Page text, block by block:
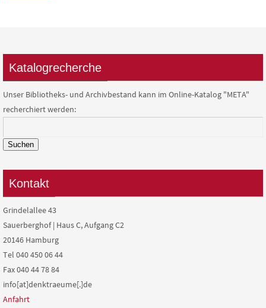
Katalogrecherche
Unser Bibliotheks- und Archivbestand kann im Online-Katalog "META"
recherchiert werden:
Suchen
Kontakt
Grindelallee 43
Sauerberghof | Haus C, Aufgang C2
20146 Hamburg
Tel 040 450 06 44
Fax 040 44 78 84
info[at]denktraeume[.]de
Anfahrt